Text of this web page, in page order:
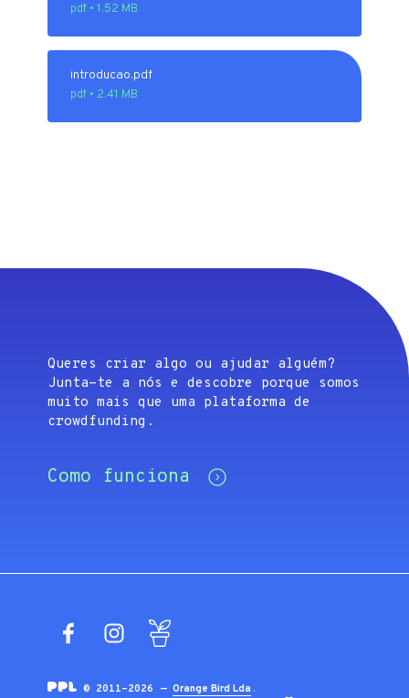
pdf • 1.52 MB
introducao.pdf
pdf • 2.41 MB
Queres criar algo ou ajudar alguém?
Junta-te a nós e descobre porque somos
muito mais que uma plataforma de
crowdfunding.
Como funciona
FacebookInstagram
© 2011-2026 —Orange Bird Lda .